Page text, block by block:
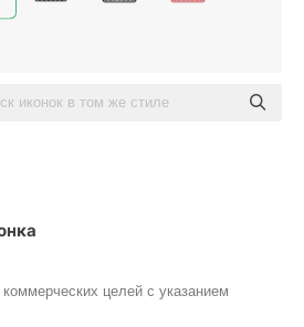
целей с указанием